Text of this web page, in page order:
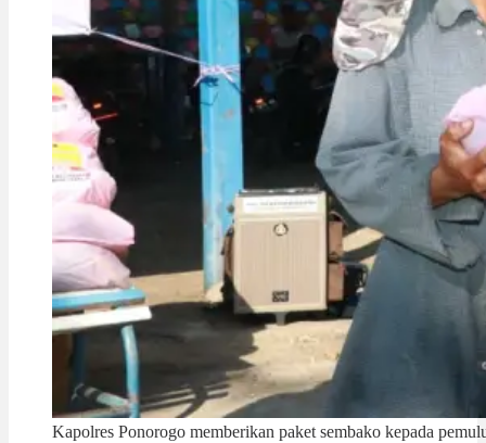
Kapolres Ponorogo memberikan paket sembako kepada